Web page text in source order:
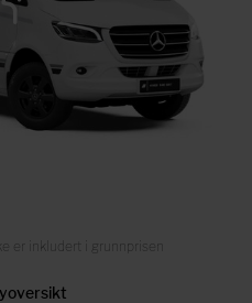
er inkludert i grunnprisen